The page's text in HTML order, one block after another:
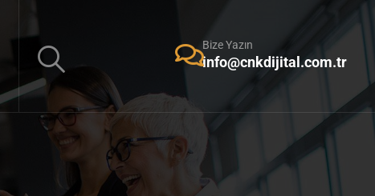
Bize Yazın
info@cnkdijital.com.tr